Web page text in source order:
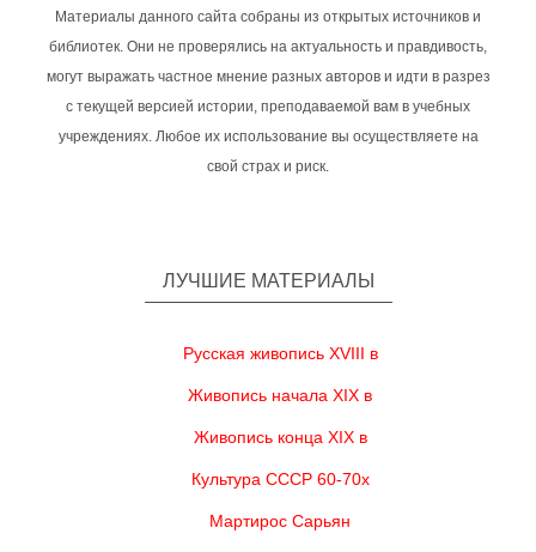
Материалы данного сайта собраны из открытых источников и
библиотек. Они не проверялись на актуальность и правдивость,
могут выражать частное мнение разных авторов и идти в разрез
с текущей версией истории, преподаваемой вам в учебных
учреждениях. Любое их использование вы осуществляете на
свой страх и риск.
ЛУЧШИЕ МАТЕРИАЛЫ
Русская живопись XVIII в
Живопись начала XIX в
Живопись конца XIX в
Культура СССР 60-70х
Мартирос Сарьян